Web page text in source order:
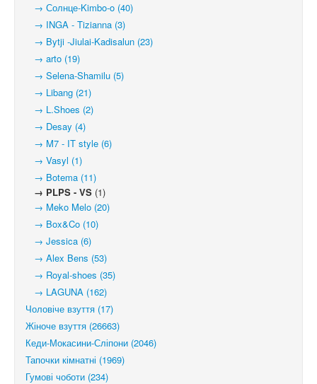
→ Солнце-Kimbo-o (40)
→ INGA - Tizianna (3)
→ Bytji -Jiulai-Kadisalun (23)
→ arto (19)
→ Selena-Shamilu (5)
→ Libang (21)
→ L.Shoes (2)
→ Desay (4)
→ M7 - IT style (6)
→ Vasyl (1)
→ Botema (11)
→ PLPS - VS (1)
→ Meko Melo (20)
→ Box&Co (10)
→ Jessica (6)
→ Alex Bens (53)
→ Royal-shoes (35)
→ LAGUNA (162)
Чоловіче взуття (17)
Жіноче взуття (26663)
Кеди-Мокасини-Сліпони (2046)
Тапочки кімнатні (1969)
Гумові чоботи (234)